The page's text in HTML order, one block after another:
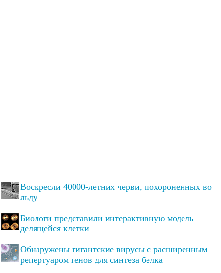
Воскресли 40000-летних черви, похороненных во
льду
Биологи представили интерактивную модель
делящейся клетки
Обнаружены гигантские вирусы с расширенным
репертуаром генов для синтеза белка